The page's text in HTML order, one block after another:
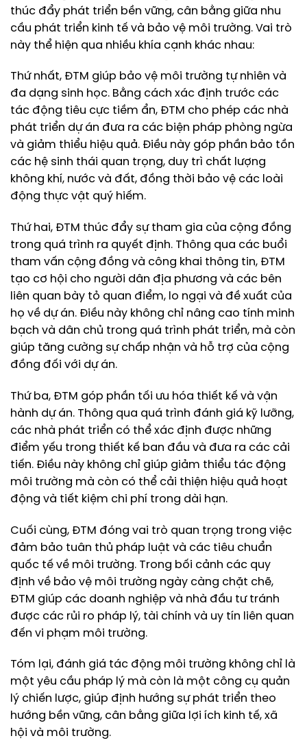
thúc đẩy phát triển bền vững, cân bằng giữa nhu
cầu phát triển kinh tế và bảo vệ môi trường. Vai trò
này thể hiện qua nhiều khía cạnh khác nhau:
Thứ nhất, ĐTM giúp bảo vệ môi trường tự nhiên và
đa dạng sinh học. Bằng cách xác định trước các
tác động tiêu cực tiềm ẩn, ĐTM cho phép các nhà
phát triển dự án đưa ra các biện pháp phòng ngừa
và giảm thiểu hiệu quả. Điều này góp phần bảo tồn
các hệ sinh thái quan trọng, duy trì chất lượng
không khí, nước và đất, đồng thời bảo vệ các loài
động thực vật quý hiếm.
Thứ hai, ĐTM thúc đẩy sự tham gia của cộng đồng
trong quá trình ra quyết định. Thông qua các buổi
tham vấn cộng đồng và công khai thông tin, ĐTM
tạo cơ hội cho người dân địa phương và các bên
liên quan bày tỏ quan điểm, lo ngại và đề xuất của
họ về dự án. Điều này không chỉ nâng cao tính minh
bạch và dân chủ trong quá trình phát triển, mà còn
giúp tăng cường sự chấp nhận và hỗ trợ của cộng
đồng đối với dự án.
Thứ ba, ĐTM góp phần tối ưu hóa thiết kế và vận
hành dự án. Thông qua quá trình đánh giá kỹ lưỡng,
các nhà phát triển có thể xác định được những
điểm yếu trong thiết kế ban đầu và đưa ra các cải
tiến. Điều này không chỉ giúp giảm thiểu tác động
môi trường mà còn có thể cải thiện hiệu quả hoạt
động và tiết kiệm chi phí trong dài hạn.
Cuối cùng, ĐTM đóng vai trò quan trọng trong việc
đảm bảo tuân thủ pháp luật và các tiêu chuẩn
quốc tế về môi trường. Trong bối cảnh các quy
định về bảo vệ môi trường ngày càng chặt chẽ,
ĐTM giúp các doanh nghiệp và nhà đầu tư tránh
được các rủi ro pháp lý, tài chính và uy tín liên quan
đến vi phạm môi trường.
Tóm lại, đánh giá tác động môi trường không chỉ là
một yêu cầu pháp lý mà còn là một công cụ quản
lý chiến lược, giúp định hướng sự phát triển theo
hướng bền vững, cân bằng giữa lợi ích kinh tế, xã
hội và môi trường.